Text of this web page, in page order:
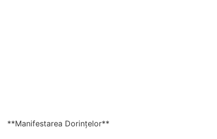
**Manifestarea Dorințelor**